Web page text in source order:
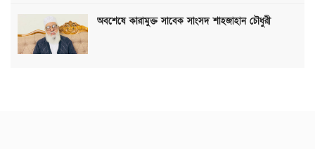
অবশেষে কারামুক্ত সাবেক সাংসদ শাহজাহান চৌধুরী